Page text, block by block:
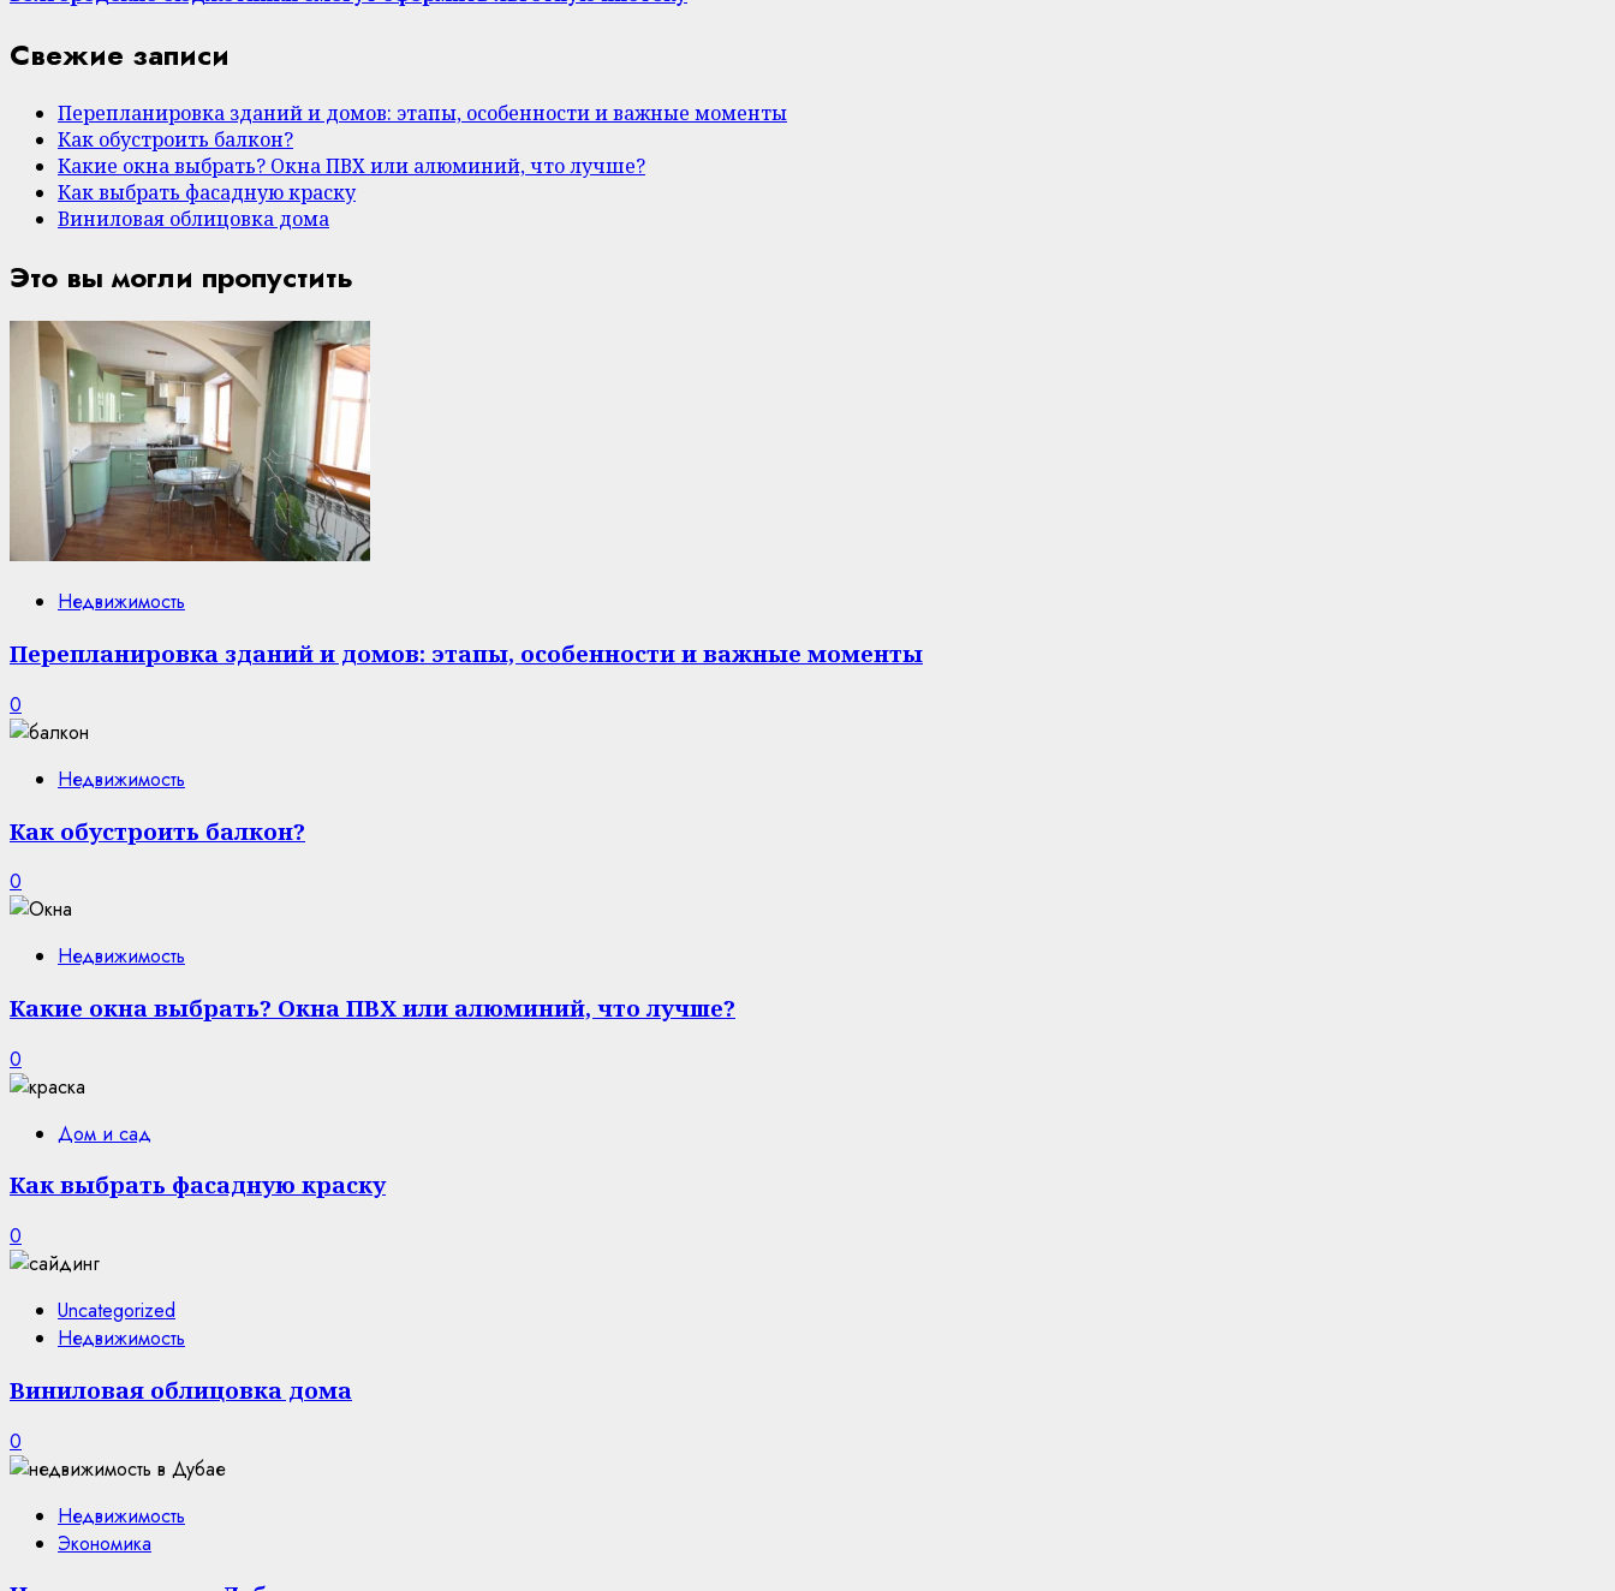
Свежие записи
Перепланировка зданий и домов: этапы, особенности и важные моменты
Как обустроить балкон?
Какие окна выбрать? Окна ПВХ или алюминий, что лучше?
Как выбрать фасадную краску
Виниловая облицовка дома
Это вы могли пропустить
Недвижимость
Перепланировка зданий и домов: этапы, особенности и важные моменты
0
Недвижимость
Как обустроить балкон?
0
Недвижимость
Какие окна выбрать? Окна ПВХ или алюминий, что лучше?
0
Дом и сад
Как выбрать фасадную краску
0
Uncategorized
Недвижимость
Виниловая облицовка дома
0
Недвижимость
Экономика